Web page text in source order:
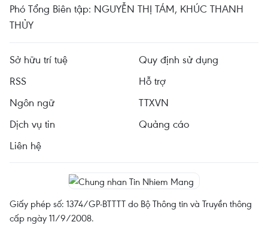
Phó Tổng Biên tập: NGUYỄN THỊ TÁM, KHÚC THANH
THỦY
Sở hữu trí tuệ
Quy định sử dụng
RSS
Hỗ trợ
Ngôn ngữ
TTXVN
Dịch vụ tin
Quảng cáo
Liên hệ
Giấy phép số: 1374/GP-BTTTT do Bộ Thông tin và Truyền thông
cấp ngày 11/9/2008.